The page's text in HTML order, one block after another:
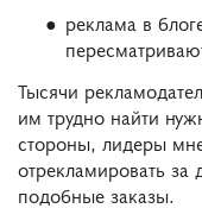
реклама в
Тысячи
им трудно найти
стороны, лидеры
отрекламировать за
подобные заказы.